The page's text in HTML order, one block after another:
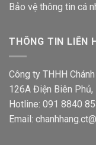
Bảo vệ thông tin cá
THÔNG TIN LIÊN
Công ty THHH
126A Điện Biên Phủ,
Hotline: 091 8840
Email: